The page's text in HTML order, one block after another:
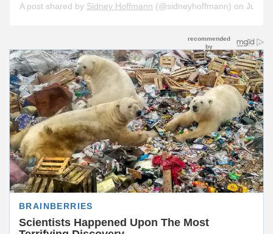
A post shared by Sidney Hoffmann (@sidneyhoffmann) on Jun